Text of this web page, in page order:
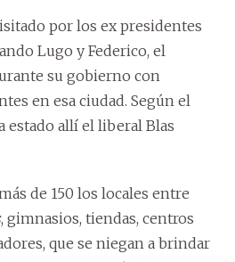
por los ex presidentes
Lugo y Federico, el
su gobierno con
en esa ciudad. Según el
estado allí el liberal Blas
de 150 los locales entre
, gimnasios, tiendas, centros
que se niegan a brindar